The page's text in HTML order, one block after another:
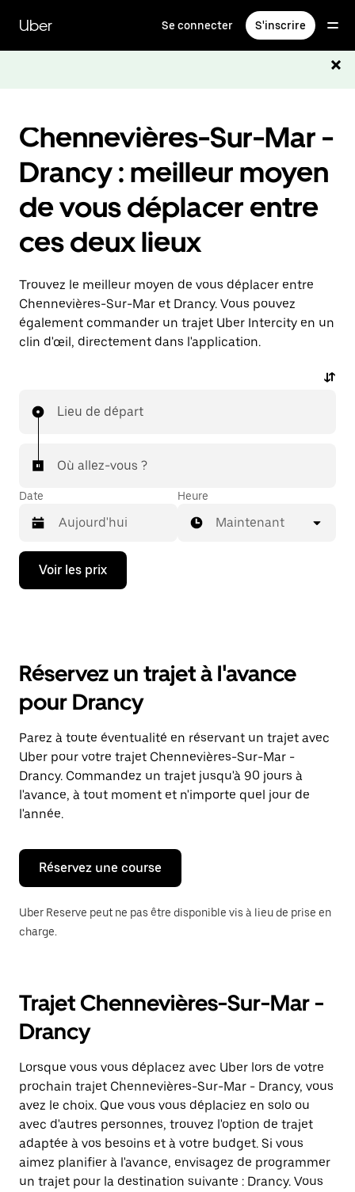
contenu
principal
Uber Se connecter S'inscrire
Chennevières-Sur-Mar -
Drancy : meilleur moyen
de vous déplacer entre
ces deux lieux
Trouvez le meilleur moyen de vous déplacer entre
Chennevières-Sur-Mar et Drancy. Vous pouvez
également commander un trajet Uber Intercity en un
clin d'œil, directement dans l'application.
Lieu de départ
Où allez-vous ?
Date
Appuyez
la
ouvrir
calendrier
et
sélectionner
une
date.
Appuyez
sur
la
touche
pour
fermer
calendrier.
Heure
Maintenant
Voir les prix
Réservez un trajet à l'avance
pour Drancy
Parez à toute éventualité en réservant un trajet avec
Uber pour votre trajet Chennevières-Sur-Mar -
Drancy. Commandez un trajet jusqu'à 90 jours à
l'avance, à tout moment et n'importe quel jour de
l'année.
Réservez une course
Uber Reserve peut ne pas être disponible vis à lieu de prise en
charge.
Trajet Chennevières-Sur-Mar -
Drancy
Lorsque vous vous déplacez avec Uber lors de votre
prochain trajet Chennevières-Sur-Mar - Drancy, vous
avez le choix. Que vous vous déplaciez en solo ou
avec d'autres personnes, trouvez l'option de trajet
adaptée à vos besoins et à votre budget. Si vous
aimez planifier à l'avance, envisagez de programmer
un trajet pour la destination suivante : Drancy. Vous